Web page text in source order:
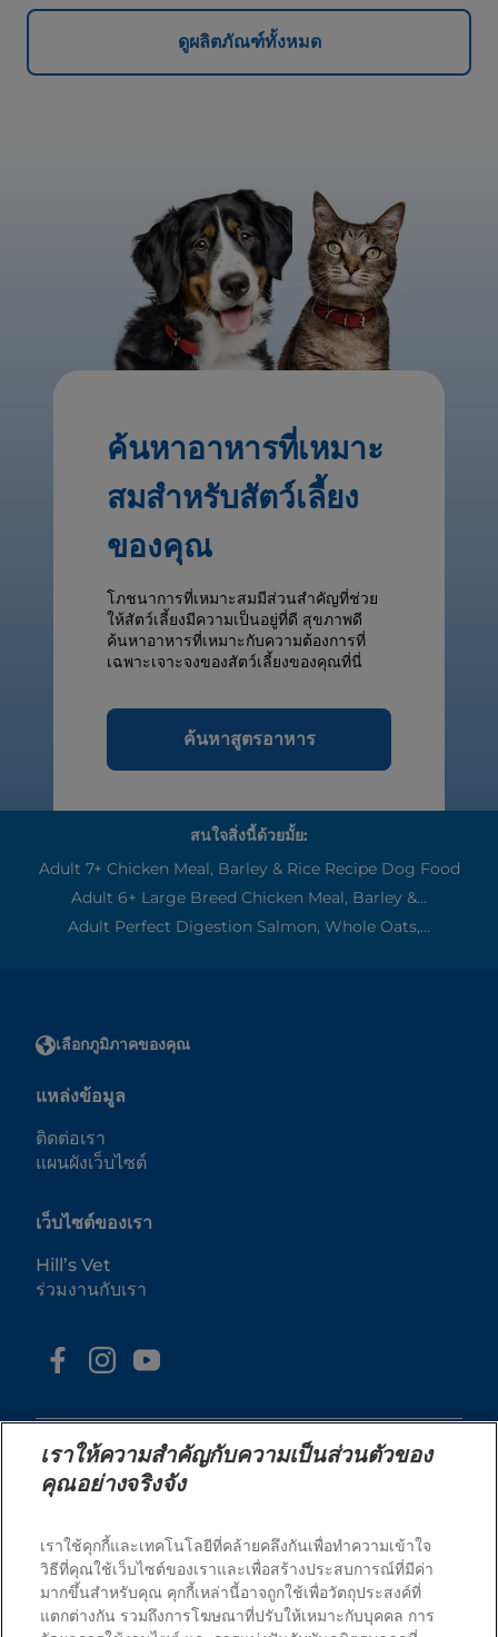
ดูผลิตภัณฑ์ทั้งหมด
ค้นหาอาหารที่เหมาะ
สมสำหรับสัตว์เลี้ยง
ของคุณ
โภชนาการที่เหมาะสมมีส่วนสำคัญที่ช่วย
ให้สัตว์เลี้ยงมีความเป็นอยู่ที่ดี สุขภาพดี
ค้นหาอาหารที่เหมาะกับความต้องการที่
เฉพาะเจาะจงของสัตว์เลี้ยงของคุณที่นี่
ค้นหาสูตรอาหาร
สนใจสิ่งนี้ด้วยมั้ย:
Adult 7+ Chicken Meal, Barley & Rice Recipe Dog Food
Adult 6+ Large Breed Chicken Meal, Barley &...
Adult Perfect Digestion Salmon, Whole Oats,...
เลือกภูมิภาคของคุณ
แหล่งข้อมูล
ติดต่อเรา
แผนผังเว็บไซต์
เว็บไซต์ของเรา
Hill’s Vet
ร่วมงานกับเรา
สงวนลิขสิทธิ์ 100%.
ตามที่ใช้ในที่นี้ หมายถึงสถานะเครื่องหมายการค้าจดทะเบียน
ในสหรัฐอเมริกาเท่านั้น สถานะการจดทะเบียนในภูมิภาคอื่น
อาจแตกต่างกัน การใช้งานเว็บไซต์นี้ของคุณอยู่ภายใต้ข้อ
กำหนดของเรา
เราให้ความสำคัญกับความเป็นส่วนตัวของ
คุณอย่างจริงจัง
เราใช้คุกกี้และเทคโนโลยีที่คล้ายคลึงกันเพื่อทำความเข้าใจ
วิธีที่คุณใช้เว็บไซต์ของเราและเพื่อสร้างประสบการณ์ที่มีค่า
มากขึ้นสำหรับคุณ คุกกี้เหล่านี้อาจถูกใช้เพื่อวัตถุประสงค์ที่
แตกต่างกัน รวมถึงการโฆษณาที่ปรับให้เหมาะกับบุคคล การ